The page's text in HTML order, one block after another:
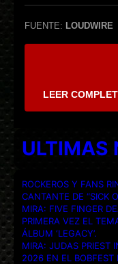
FUENTE: LOUDWIRE
LEER
ULTIMAS
ROCKEROS Y FANS
CANTANTE DE “SICK
MIRA: FIVE FINGER
PRIMERA VEZ EL
ÁLBUM ‘LEGACY’.
MIRA: JUDAS PRIEST
2026 EN EL BOBFEST